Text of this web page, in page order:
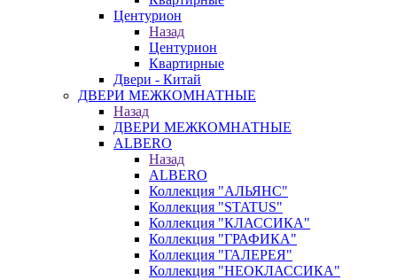
Центурион
Назад
Центурион
Квартирные
Двери - Китай
ДВЕРИ МЕЖКОМНАТНЫЕ
Назад
ДВЕРИ МЕЖКОМНАТНЫЕ
ALBERO
Назад
ALBERO
Коллекция "АЛЬЯНС"
Коллекция "STATUS"
Коллекция "КЛАССИКА"
Коллекция "ГРАФИКА"
Коллекция "ГАЛЕРЕЯ"
Коллекция "НЕОКЛАССИКА"